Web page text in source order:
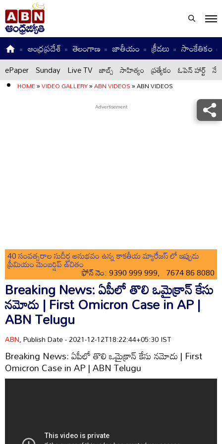
ఆంధ్రప్రదేశ్ తెలంగాణ జాతీయం క్రీడలు సాంకేతికం
ePaper Sunday Live TV జాబ్స్ సాహిత్యం ప్రత్యేకం ఓపెన్ హార్ట్
HOME»VIDEO GALLERY»ABN VIDEOS»ABN VIDEOS
40 సంవత్సరాల సుదీర్ఘ అనుభవం ఉన్న కాకతీయ మ్యారేజస్ లో ఇప్పుడు
ప్రీమియం మెంబర్షిప్ ఉచితం
ఫోన్ నెం: 9390 999 999, 7674 86 8080
Breaking News: ఏపీలో తొలి ఒమైక్రాన్ కేసు
నమోదు | First Omicron Case in AP |
ABN Telugu
ABN, Publish Date - 2021-12-12T18:22:44+05:30 IST
Breaking News: ఏపీలో తొలి ఒమైక్రాన్ కేసు నమోదు | First
Omicron Case in AP | ABN Telugu